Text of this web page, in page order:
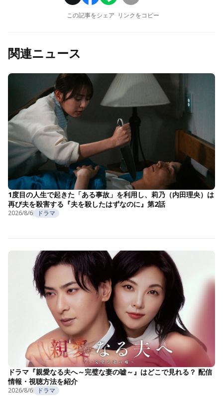
この記事をシェア リンクをコピー
関連ニュース
1度目の人生で起きた「ある事故」を利用し、莉乃（内田理央）は
再び夫を殺害する『夫を殺したはずなのに』第2話
2026/8/6 ドラマ
ドラマ『親愛なる夫へ～完璧な妻の嘘～』はどこで見れる？ 配信
情報・視聴方法を紹介
2026/8/6 ドラマ